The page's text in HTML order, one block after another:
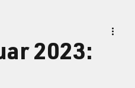
2023: